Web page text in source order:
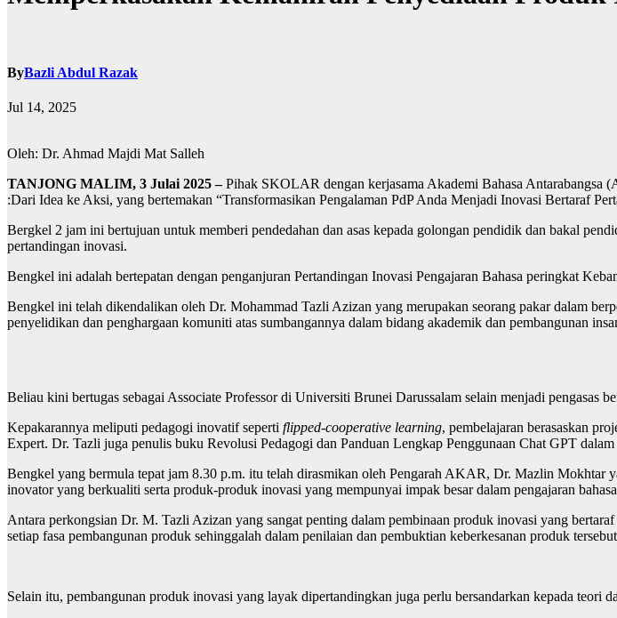
ByBazli Abdul Razak
Jul 14, 2025
Oleh: Dr. Ahmad Majdi Mat Salleh
TANJONG MALIM, 3 Julai 2025 –Pihak SKOLAR dengan kerjasama Akademi Bahasa
:Dari Idea ke Aksi, yang bertemakan “Transformasikan Pengalaman PdP Anda Menjadi Inovasi Bertaraf
Bergkel 2 jam ini bertujuan untuk memberi pendedahan dan asas kepada golongan pendidik dan bakal
pertandingan inovasi.
Bengkel ini adalah bertepatan dengan penganjuran Pertandingan Inovasi Pengajaran Bahasa peringkat
Bengkel ini telah dikendalikan oleh Dr. Mohammad Tazli Azizan yang merupakan seorang pakar dalam
penyelidikan dan penghargaan komuniti atas sumbangannya dalam bidang akademik dan pembangunan
Beliau kini bertugas sebagai Associate Professor di Universiti Brunei Darussalam selain menjadi pengasas
Kepakarannya meliputi pedagogi inovatif seperti flipped‑cooperative learning, pembelajaran berasaskan
Expert. Dr. Tazli juga penulis buku Revolusi Pedagogi dan Panduan Lengkap Penggunaan Chat GPT
Bengkel yang bermula tepat jam 8.30 p.m. itu telah dirasmikan oleh Pengarah AKAR, Dr. Mazlin Mokhtar
inovator yang berkualiti serta produk-produk inovasi yang mempunyai impak besar dalam pengajaran bahasa
Antara perkongsian Dr. M. Tazli Azizan yang sangat penting dalam pembinaan produk inovasi yang
setiap fasa pembangunan produk sehinggalah dalam penilaian dan pembuktian keberkesanan produk
Selain itu, pembangunan produk inovasi yang layak dipertandingkan juga perlu bersandarkan kepada teori